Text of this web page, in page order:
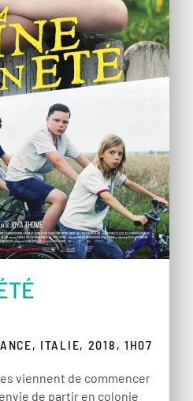
ITALIE, 2018, 1H07
viennent de commencer
envie de partir en colonie